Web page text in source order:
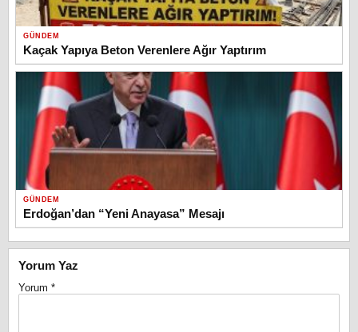
GÜNDEM
Kaçak Yapıya Beton Verenlere Ağır Yaptırım
GÜNDEM
Erdoğan’dan “Yeni Anayasa” Mesajı
Yorum Yaz
Yorum *